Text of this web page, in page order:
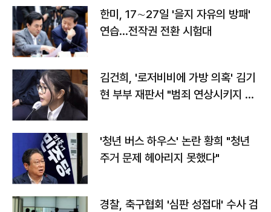
한미, 17∼27일 '을지 자유의 방패'
연습…전작권 전환 시험대
김건희, '로저비비에 가방 의혹' 김기
현 부부 재판서 "범죄 연상시키지 말
'청년 버스 하우스' 논란 황희 "청년
주거 문제 헤아리지 못했다"
경찰, 축구협회 '심판 성접대' 수사 검